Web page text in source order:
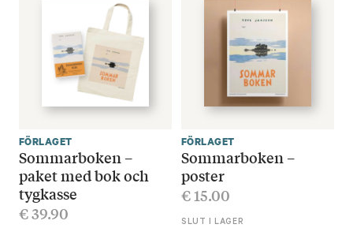
FÖRLAGET
Sommarboken –
paket med bok och
tygkasse
€39.90
FÖRLAGET
Sommarboken –
poster
€15.00
SLUT I LAGER